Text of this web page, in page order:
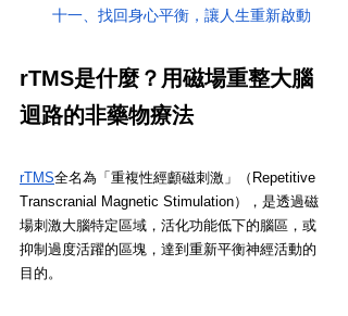
十一、找回身心平衡，讓人生重新啟動
rTMS是什麼？用磁場重整大腦
迴路的非藥物療法
rTMS全名為「重複性經顱磁刺激」（Repetitive
Transcranial Magnetic Stimulation），是透過磁
場刺激大腦特定區域，活化功能低下的腦區，或
抑制過度活躍的區塊，達到重新平衡神經活動的
目的。